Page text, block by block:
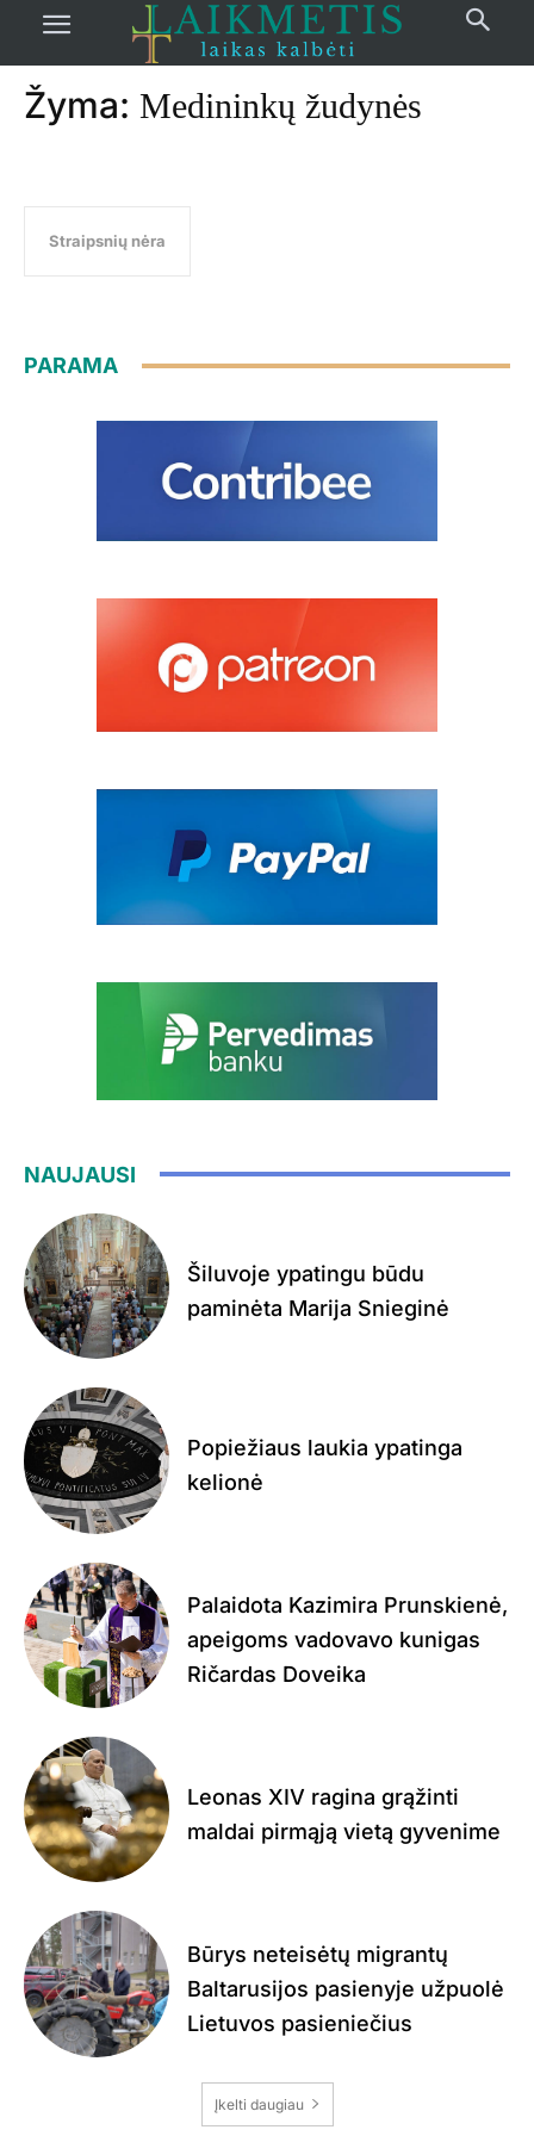
žymos Medininkų žudynės
Žyma: Medininkų žudynės
Straipsnių nėra
PARAMA
NAUJAUSI
Šiluvoje ypatingu būdu
paminėta Marija Snieginė
Popiežiaus laukia ypatinga
kelionė
Palaidota Kazimira Prunskienė,
apeigoms vadovavo kunigas
Ričardas Doveika
Leonas XIV ragina grąžinti
maldai pirmąją vietą gyvenime
Būrys neteisėtų migrantų
Baltarusijos pasienyje užpuolė
Lietuvos pasieniečius
Įkelti daugiau